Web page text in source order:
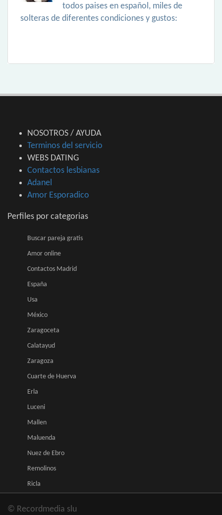
todos paises en español, miles de
solteras de diferentes condiciones y gustos:
NOSOTROS / AYUDA
Terminos del servicio
WEBS DATING
Contactos lesbianas
Adanel
Amor Esporadico
Perfiles por categorias
Buscar pareja gratis
Amor online
Contactos Madrid
España
Usa
México
Zaragoceta
Calatayud
Zaragoza
Cuarte de Huerva
Erla
Luceni
Mallen
Maluenda
Nuez de Ebro
Remolinos
Ricla
© Recordmedia slu